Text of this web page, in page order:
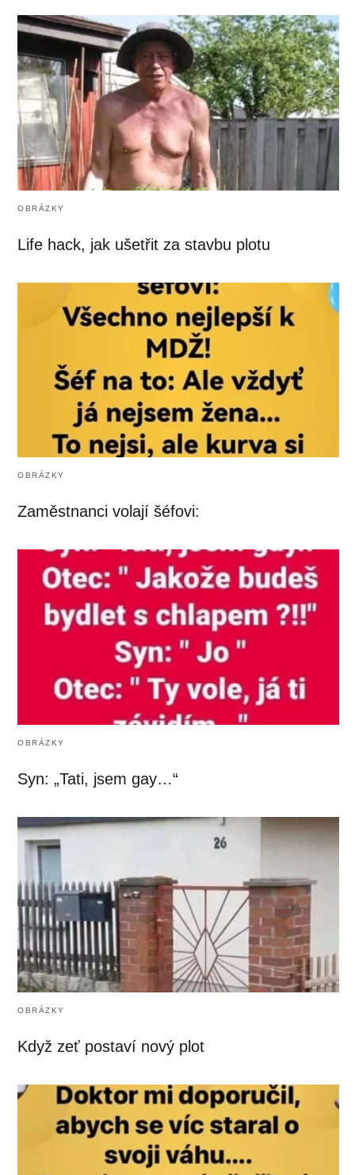
OBRÁZKY
Life hack, jak ušetřit za stavbu plotu
OBRÁZKY
Zaměstnanci volají šéfovi:
OBRÁZKY
Syn: „Tati, jsem gay…“
OBRÁZKY
Když zeť postaví nový plot